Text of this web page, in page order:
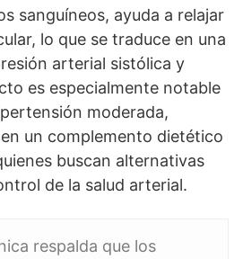
sanguíneos, ayuda a relajar
lo que se traduce en una
arterial sistólica y
es especialmente notable
moderada,
un complemento dietético
buscan alternativas
de la salud arterial.
respalda que los